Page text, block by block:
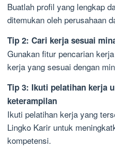
Buatlah profil yang lengkap
ditemukan oleh perusahaan
Tip 2: Cari kerja sesuai
Gunakan fitur pencarian
kerja yang sesuai dengan
Tip 3: Ikuti pelatihan kerja
keterampilan
Ikuti pelatihan kerja yang
Lingko Karir untuk
kompetensi.